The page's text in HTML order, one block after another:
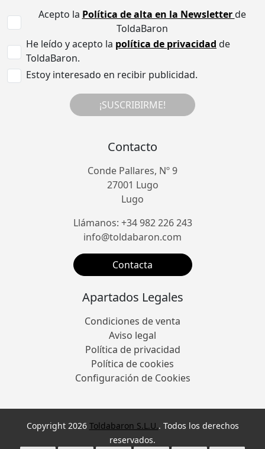
Acepto la Política de alta en la Newsletterde
ToldaBaron
He leído y acepto la política de privacidad de
ToldaBaron.
Estoy interesado en recibir publicidad.
¡SUSCRIBIRME!
Contacto
Conde Pallares, Nº 9
27001 Lugo
Lugo
Llámanos: +34 982 226 243
info@toldabaron.com
Contacta
Apartados Legales
Condiciones de venta
Aviso legal
Política de privacidad
Política de cookies
Configuración de Cookies
Copyright 2026 Toldabaron S.L.U.. Todos los derechos
reservados.